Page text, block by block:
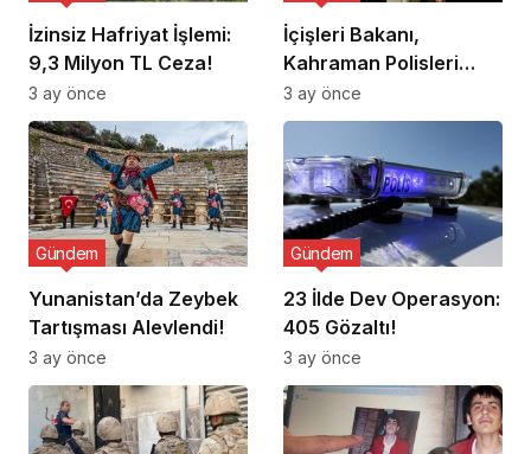
İzinsiz Hafriyat İşlemi:
9,3 Milyon TL Ceza!
3 ay önce
İçişleri Bakanı,
Kahraman Polisleri
Ziyaret Etti
3 ay önce
Yunanistan’da Zeybek
Tartışması Alevlendi!
Gündem
3 ay önce
23 İlde Dev Operasyon:
405 Gözaltı!
Gündem
3 ay önce